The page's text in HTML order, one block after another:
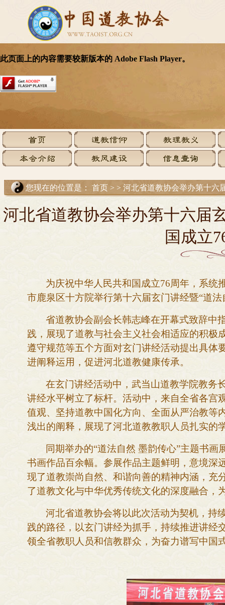
您现在的位置是： 首页 > > 河北省道教协会举办第十六
河北省道教协会举办第十六届
国成立
为庆祝中华人民共和国成立76周年，系统
市鹿泉区十方院举行第十六届玄门讲经暨“道
省道教协会副会长韩志峰在开幕式致辞中
践，展现了道教与社会主义社会相适应的积极
遵守规范等五个方面对玄门讲经活动提出具体
进阐释运用，促进河北道教健康传承。
在玄门讲经活动中，武当山道教学院教务
讲经水平树立了标杆。活动中，来自全省各宫
值观、坚持道教中国化方向、全面从严治教等
浅出的阐释，展现了河北道教教职人员扎实的
同期举办的“道法自然 墨韵传心”主题书
书画作品百余幅。参展作品主题鲜明，意境深
现了道教崇尚自然、和谐向善的精神内涵，充
了道教文化与中华优秀传统文化的深度融合，
河北省道教协会将以此次活动为契机，持
践的路径，以玄门讲经为抓手，持续推进讲经
领全省教职人员和信教群众，为奋力谱写中国